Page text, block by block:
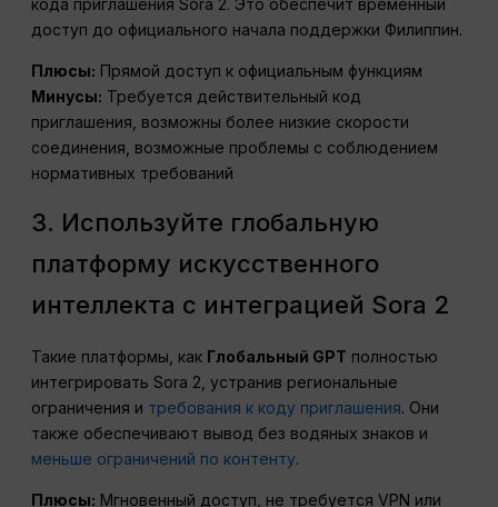
доступ до официального начала поддержки Филиппин.
Плюсы: Прямой доступ к официальным функциям
Минусы: Требуется действительный код
приглашения, возможны более низкие скорости
соединения, возможные проблемы с соблюдением
нормативных требований
3. Используйте глобальную
платформу искусственного
интеллекта с интеграцией Sora 2
Такие платформы, как Глобальный GPT полностью
интегрировать Sora 2, устранив региональные
ограничения и требования к коду приглашения. Они
также обеспечивают вывод без водяных знаков и
меньше ограничений по контенту.
Плюсы: Мгновенный доступ, не требуется VPN или